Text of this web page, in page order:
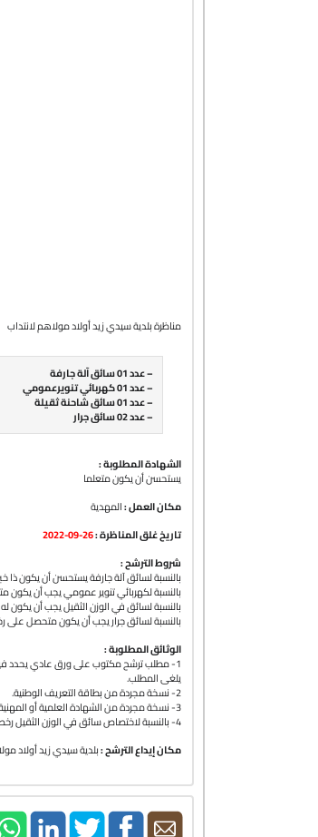
مناظرة بلدية سيدي زيد أولاد مولاهم لانتداب
– عدد 01 سائق آلة جارفة
– عدد 01 كهربائي تنويرعمومي
– عدد 01 سائق شاحنة ثقيلة
– عدد 02 سائق جرار
الشهادة المطلوبة :
يستحسن أن يكون متعلما
مكان العمل :المهدية
تاريخ غلق المناظرة :26-09-2022
شروط الترشح :
بالنسبة لسائق آلة جارفة يستحسن أن يكون
بالنسبة لكهربائي تنوير عمومي يجب أن
بالنسبة لسائق في الوزن الثقيل يجب أن
بالنسبة لسائق جرار يجب أن يكون متحصل
الوثائق المطلوبة :
1- مطلب ترشح مكتوب على ورق عادي يحدد
يلغى المطلب.
2- نسخة مجردة من بطاقة التعريف الوطنية.
3- نسخة مجردة من الشهادة العلمية أو المهنية مصحوبة بالنسبة للشهائد الأجنبية بشهادة معادلة .
4- بالنسبة لاختصاص سائق في الوزن الثقيل رخصة سياقة في الإختصاص المطلوب متحصل عليها لأكثرمن سنة.
مكان إيداع الترشح :بلدية سيدي زيد أولاد مولاهم -